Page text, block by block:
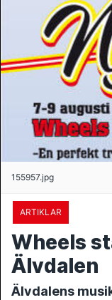
155957.jpg
ARTIKLAR
Wheels
Älvdalen
Älvdalens